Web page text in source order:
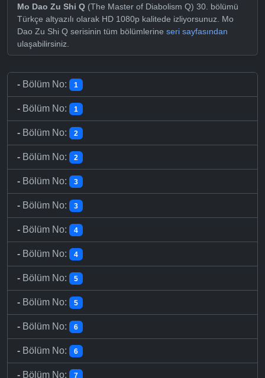
Mo Dao Zu Shi Q (The Master of Diabolism Q) 30. bölümü
Türkçe altyazılı olarak HD 1080p kalitede izliyorsunuz. Mo
Dao Zu Shi Q serisinin tüm bölümlerine seri sayfasından
ulaşabilirsiniz.
- Bölüm No: 1
- Bölüm No: 1
- Bölüm No: 2
- Bölüm No: 2
- Bölüm No: 3
- Bölüm No: 3
- Bölüm No: 4
- Bölüm No: 4
- Bölüm No: 5
- Bölüm No: 5
- Bölüm No: 6
- Bölüm No: 6
- Bölüm No: 7